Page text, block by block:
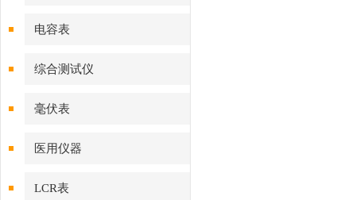
电容表
综合测试仪
毫伏表
医用仪器
LCR表